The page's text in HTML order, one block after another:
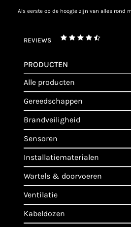
als eerste op de hoogte zijn van alles rond
REVIEWS
PRODUCTEN
alle producten
gereedschappen
brandveiligheid
sensoren
installatiematerialen
wartels & doorvoeren
ventilatie
kabeldozen